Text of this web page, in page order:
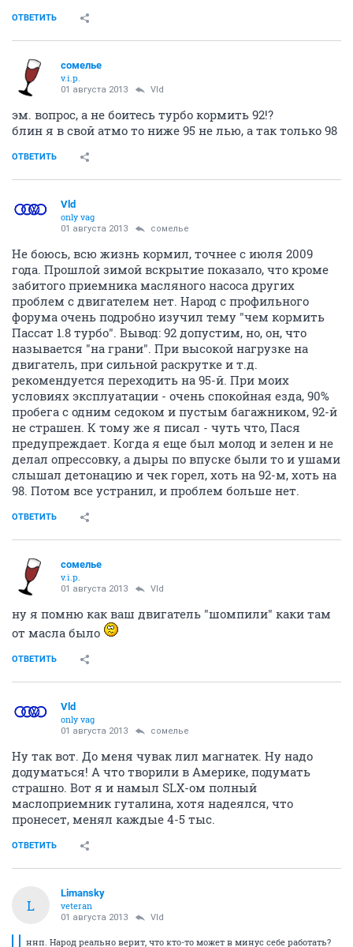
ОТВЕТИТЬ
сомелье
v.i.p.
01 августа 2013 Vld
эм. вопрос, а не боитесь турбо кормить 92!?
блин я в свой атмо то ниже 95 не лью, а так только 98
ОТВЕТИТЬ
Vld
only vag
01 августа 2013 сомелье
Не боюсь, всю жизнь кормил, точнее с июля 2009
года. Прошлой зимой вскрытие показало, что кроме
забитого приемника масляного насоса других
проблем с двигателем нет. Народ с профильного
форума очень подробно изучил тему "чем кормить
Пассат 1.8 турбо". Вывод: 92 допустим, но, он, что
называется "на грани". При высокой нагрузке на
двигатель, при сильной раскрутке и т.д.
рекомендуется переходить на 95-й. При моих
условиях эксплуатации - очень спокойная езда, 90%
пробега с одним седоком и пустым багажником, 92-й
не страшен. К тому же я писал - чуть что, Пася
предупреждает. Когда я еще был молод и зелен и не
делал опрессовку, а дыры по впуске были то и ушами
слышал детонацию и чек горел, хоть на 92-м, хоть на
98. Потом все устранил, и проблем больше нет.
ОТВЕТИТЬ
сомелье
v.i.p.
01 августа 2013 Vld
ну я помню как ваш двигатель "шомпили" каки там
от масла было
ОТВЕТИТЬ
Vld
only vag
01 августа 2013 сомелье
Ну так вот. До меня чувак лил магнатек. Ну надо
додуматься! А что творили в Америке, подумать
страшно. Вот я и намыл SLX-ом полный
маслоприемник гуталина, хотя надеялся, что
пронесет, менял каждые 4-5 тыс.
ОТВЕТИТЬ
L
Limansky
veteran
01 августа 2013 Vld
ннп. Народ реально верит, что кто-то может в минус себе работать?